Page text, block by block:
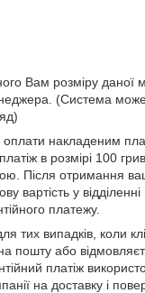
Вам розміру даної
(Система
оплати накладеним
в розмірі 100
Після отримання
вартість у
платежу.
тих випадків, коли
пошту або
платіж
на доставку і